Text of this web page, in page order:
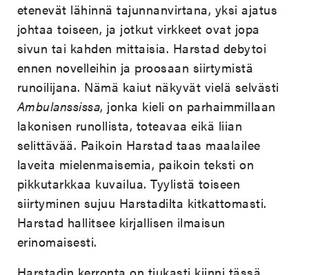
etenevät lähinnä tajunnanvirtana, yksi ajatus
johtaa toiseen, ja jotkut virkkeet ovat jopa
sivun tai kahden mittaisia. Harstad debytoi
ennen novelleihin ja proosaan siirtymistä
runoilijana. Nämä kaiut näkyvät vielä selvästi
Ambulanssissa, jonka kieli on parhaimmillaan
lakonisen runollista, toteavaa eikä liian
selittävää. Paikoin Harstad taas maalailee
laveita mielenmaisemia, paikoin teksti on
pikkutarkkaa kuvailua. Tyylistä toiseen
siirtyminen sujuu Harstadilta kitkattomasti.
Harstad hallitsee kirjallisen ilmaisun
erinomaisesti.